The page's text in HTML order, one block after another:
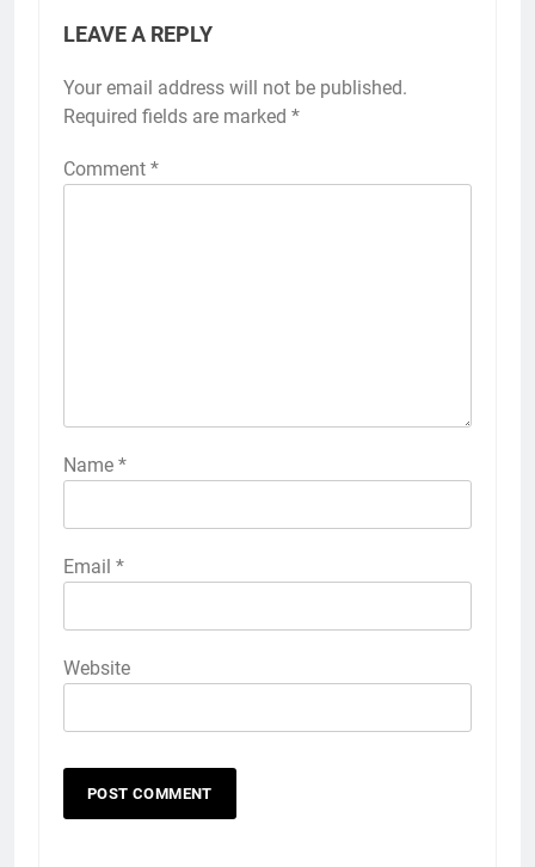
LEAVE A REPLY
Your email address will not be published.
Required fields are marked *
Comment *
Name *
Email *
Website